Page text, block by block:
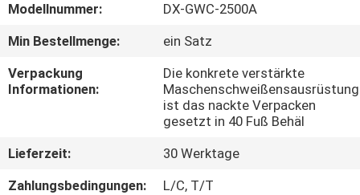
ÜBER
UNS
FABRIK-
QUALITÄTSKONTROLLE
Modellnummer:
DX-GWC-2500A
Min Bestellmenge:
ein Satz
Verpackung
Informationen:
Die konkrete verstärkte
Maschenschweißensausrüstung
ist das nackte Verpacken
gesetzt in 40 Fuß Behäl
Lieferzeit:
30 Werktage
Zahlungsbedingungen:
L/C, T/T